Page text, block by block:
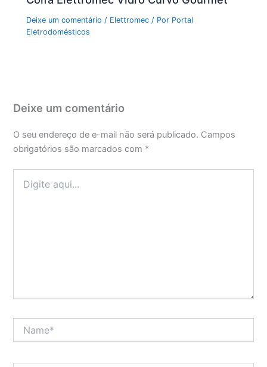
Deixe um comentário / Elettromec / Por Portal
Eletrodomésticos
Deixe um comentário
O seu endereço de e-mail não será publicado. Campos
obrigatórios são marcados com *
aqui...